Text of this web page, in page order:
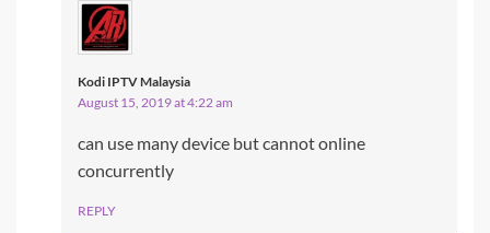
Kodi IPTV Malaysia
August 15, 2019 at 4:22 am
can use many device but cannot online
concurrently
REPLY